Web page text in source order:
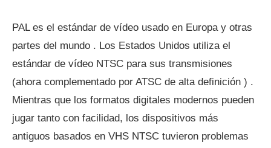
PAL es el estándar de vídeo usado en Europa y otras
partes del mundo . Los Estados Unidos utiliza el
estándar de vídeo NTSC para sus transmisiones
(ahora complementado por ATSC de alta definición ) .
Mientras que los formatos digitales modernos pueden
jugar tanto con facilidad, los dispositivos más
antiguos basados ​​en VHS NTSC tuvieron problemas